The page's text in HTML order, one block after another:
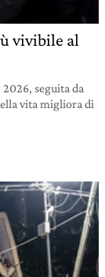
vivibile al
seguita da
vita migliora di